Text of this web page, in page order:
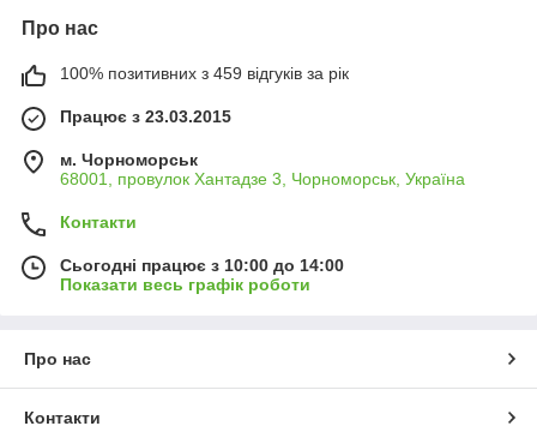
Про нас
100% позитивних з 459 відгуків за рік
Працює з 23.03.2015
м. Чорноморськ
68001, провулок Хантадзе 3, Чорноморськ, Україна
Контакти
Сьогодні працює з 10:00 до 14:00
Показати весь графік роботи
Про нас
Контакти